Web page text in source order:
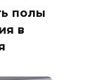
полы
в